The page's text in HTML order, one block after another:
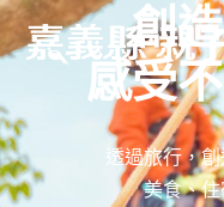
創
感受
透過旅行，
美食、